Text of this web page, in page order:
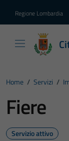
Regione Lombardia
Home / Servizi /
Fiere
Servizio attivo